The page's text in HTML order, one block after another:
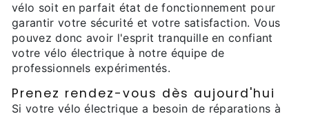
vélo soit en parfait état de fonctionnement pour
garantir votre sécurité et votre satisfaction. Vous
pouvez donc avoir l'esprit tranquille en confiant
votre vélo électrique à notre équipe de
professionnels expérimentés.
Prenez rendez-vous dès aujourd'hui
Si votre vélo électrique a besoin de réparations à